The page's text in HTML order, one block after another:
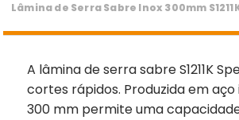
Lâmina de Serra Sabre Inox 300mm
A lâmina de serra sabre S1211K
cortes rápidos. Produzida em
300 mm permite uma